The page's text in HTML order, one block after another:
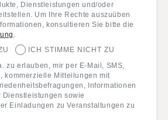
Dienstleistungen und/oder
Um Ihre Rechte auszuüben
konsultieren Sie bitte die
.
ICH STIMME NICHT ZU
zu erlauben, mir per E-Mail, SMS,
kommerzielle Mitteilungen mit
Informationen
Dienstleistungen sowie
Einladungen zu Veranstaltungen zu